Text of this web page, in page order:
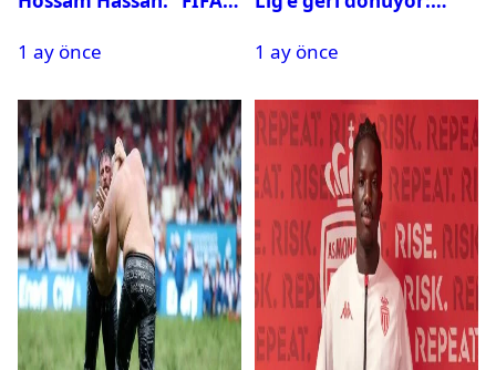
istemiyor’’
1 ay önce
1 ay önce